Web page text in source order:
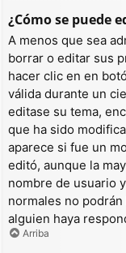
¿Cómo se puede
A menos que sea
borrar o editar sus
hacer clic en en
válida durante un
editase su tema,
que ha sido
aparece si fue un
editó, aunque la
nombre de usuario
normales no
alguien haya
Arriba